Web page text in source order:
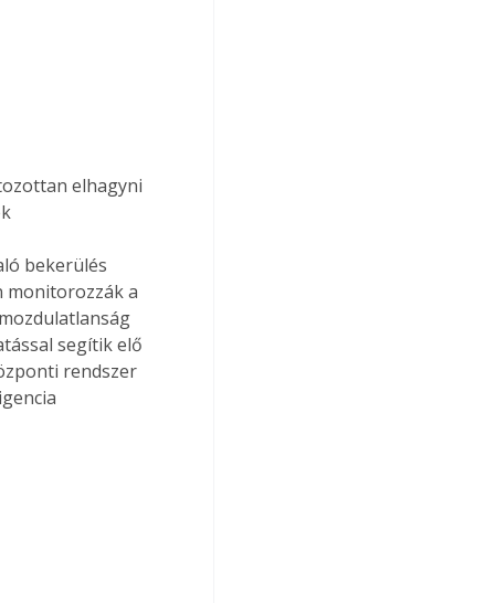
elhagyni
bekerülés
monitorozzák a
segítik elő
rendszer